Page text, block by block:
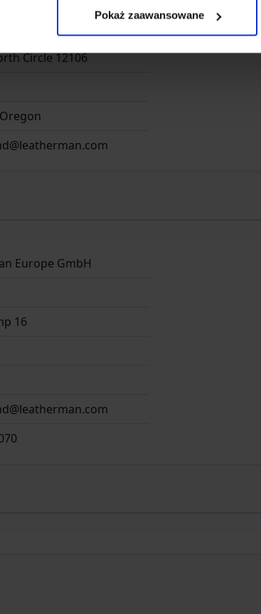
Pokaż zaawansowane
Circle 12106
Europe GmbH
16